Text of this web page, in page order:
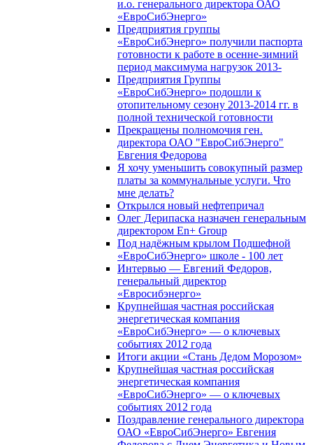
и.о. генерального директора ОАО
«ЕвроСибЭнерго»
Предприятия группы
«ЕвроСибЭнерго» получили паспорта
готовности к работе в осенне-зимний
период максимума нагрузок 2013-
Предприятия Группы
«ЕвроСибЭнерго» подошли к
отопительному сезону 2013-2014 гг. в
полной технической готовности
Прекращены полномочия ген.
директора ОАО "ЕвроСибЭнерго"
Евгения Федорова
Я хочу уменьшить совокупный размер
платы за коммунальные услуги. Что
мне делать?
Открылся новый нефтепричал
Олег Дерипаска назначен генеральным
директором En+ Group
Под надёжным крылом Подшефной
«ЕвроСибЭнерго» школе - 100 лет
Интервью — Евгений Федоров,
генеральный директор
«Евросибэнерго»
Крупнейшая частная российская
энергетическая компания
«ЕвроСибЭнерго» — о ключевых
событиях 2012 года
Итоги акции «Стань Дедом Морозом»
Крупнейшая частная российская
энергетическая компания
«ЕвроСибЭнерго» — о ключевых
событиях 2012 года
Поздравление генерального директора
ОАО «ЕвроСибЭнерго» Евгения